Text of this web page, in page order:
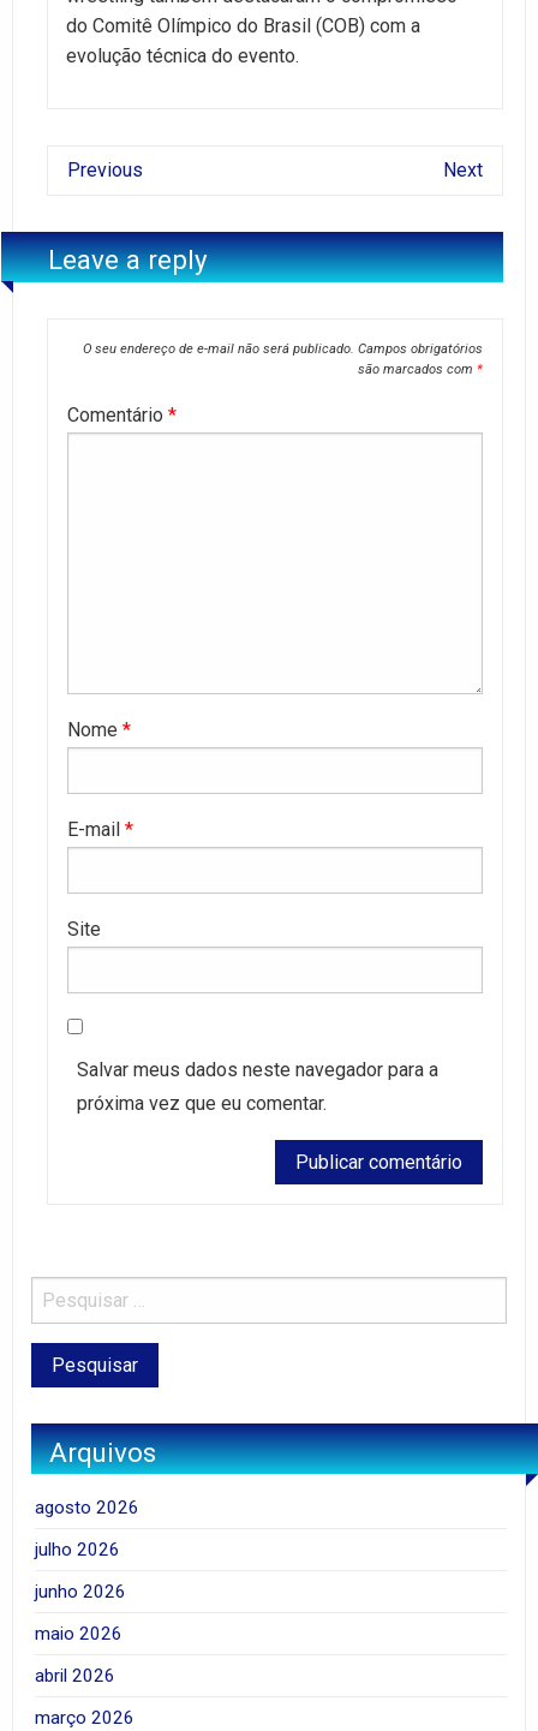
do Comitê Olímpico do Brasil (COB) com a
evolução técnica do evento.
Previous Next
Leave a reply
O seu endereço de e-mail não será publicado. Campos obrigatórios
são marcados com *
Comentário *
Nome *
E-mail *
Site
Salvar meus dados neste navegador para a
próxima vez que eu comentar.
Arquivos
agosto 2026
julho 2026
junho 2026
maio 2026
abril 2026
março 2026